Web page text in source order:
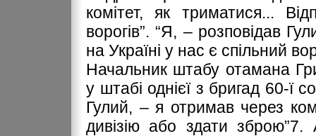
комітет, як триматися...
ворогів”. “Я, – розповідав
на Україні у нас є спільний
Начальник штабу отамана
у штабі однієї з бригад 60-ї
Гулий, – я отримав через
дивізію або здати